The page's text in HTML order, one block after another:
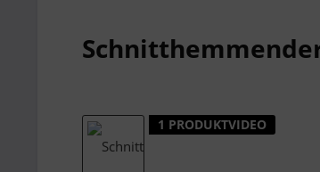
1 PRODUKTVIDEO